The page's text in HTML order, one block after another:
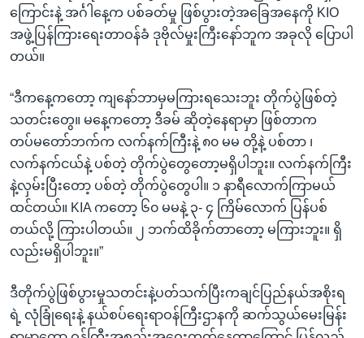
ကြောင်းနဲ့ အင်္ဂါနေ့က ပစ်ခတ်မှု ဖြစ်ပွားတဲ့အခြေအနေကို KIO
အဖွဲ့ပြန်ကြားရေးတာဝန်ခံ ဒုဗိုလ်မှုးကြီးနော်ဘူက အခုလို ပြောပါ
တယ်။
“ဒီကနေ့ကတော့ ကျနော်ဘာမှမကြားရသေးဘူး တိုက်ပွဲဖြစ်တဲ့
သတင်းတွေ။ မနေ့ကတော့ ဒီခမ် ဆိုတဲ့နေရာမှာ ဖြစ်တာက
တပ်မတော်ဘက်က လက်နက်ကြီးနဲ့ ၈၀ မမ တို့နဲ့ ပစ်တာ ၊
လက်နက်ငယ်နဲ့ ပစ်တဲ့ တိုက်ပွဲတွေတော့မရှိပါဘူး။ လက်နက်ကြီး
နဲ့လှမ်းပြီးတော့ ပစ်တဲ့ တိုက်ပွဲတွေပါ။ ၁ နာရီလောက်ကြာမယ်
ထင်တယ်။ KIA ကတော့ ၆၀ မမနဲ့ ၃- ၄ ကြိမ်လောက် ပြန်ပစ်
တယ်လို့ ကြားပါတယ်။ ၂ ဘက်ထိခိုက်တာတော့ မကြားဘူး။ ရှိ
လည်းမရှိပါဘူး။”
ဒီတိုက်ပွဲဖြစ်ပွားမှုသတင်းနဲ့ပတ်သက်ပြီးကချင်ပြည်နယ်အစိုးရ
ရဲ့ လုံခြုံရေးနဲ့ နယ်စပ်ရေးရာဝန်ကြီးဌာနကို ဆက်သွယ်မေးမြန်း